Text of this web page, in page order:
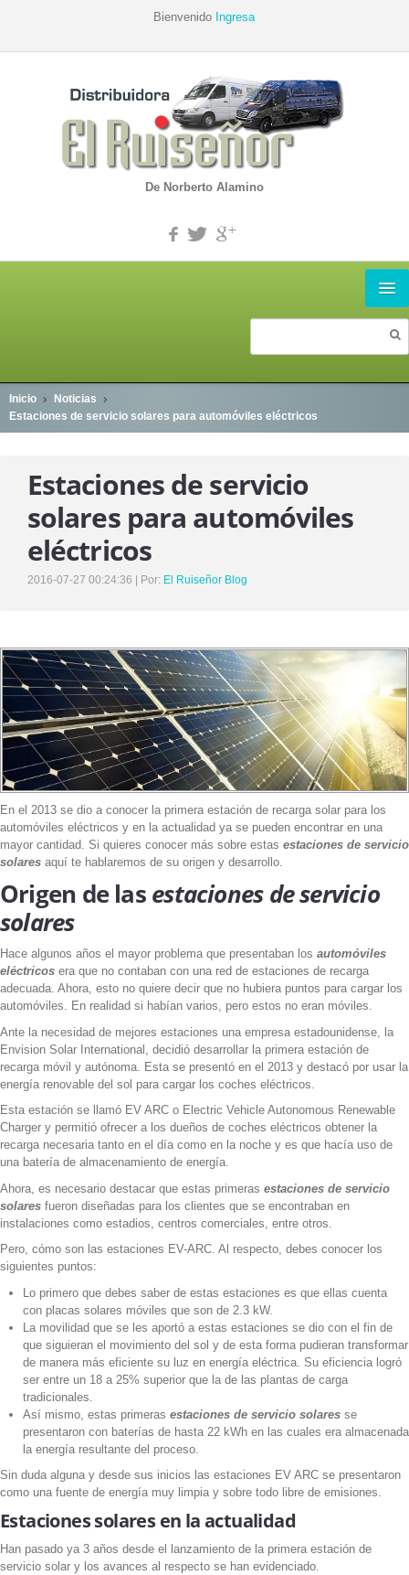
Bienvenido Ingresa
De Norberto Alamino
SERVICIOS
DESTINO ENCOMIENDAS
ASISTENCIA EN RUTA
NUESTROS VIAJES
NOSOTROS
HISTORIA , MISIÓN Y VISIÓN
NUESTRO EQUIPO DE TRABAJO
CONTACTO
Inicio
Noticias
Estaciones de servicio solares para automóviles eléctricos
Estaciones de servicio
solares para automóviles
eléctricos
2016-07-27 00:24:36 | Por: El Ruiseñor Blog
En el 2013 se dio a conocer la primera estación de recarga solar para los
automóviles eléctricos y en la actualidad ya se pueden encontrar en una
mayor cantidad. Si quieres conocer más sobre estas estaciones de servicio
solares aquí te hablaremos de su origen y desarrollo.
Origen de lasestaciones de servicio
solares
Hace algunos años el mayor problema que presentaban los automóviles
eléctricos era que no contaban con una red de estaciones de recarga
adecuada. Ahora, esto no quiere decir que no hubiera puntos para cargar los
automóviles. En realidad si habían varios, pero estos no eran móviles.
Ante la necesidad de mejores estaciones una empresa estadounidense, la
Envision Solar International, decidió desarrollar la primera estación de
recarga móvil y autónoma. Esta se presentó en el 2013 y destacó por usar la
energía renovable del sol para cargar los coches eléctricos.
Esta estación se llamó EV ARC o Electric Vehicle Autonomous Renewable
Charger y permitió ofrecer a los dueños de coches eléctricos obtener la
recarga necesaria tanto en el día como en la noche y es que hacía uso de
una batería de almacenamiento de energía.
Ahora, es necesario destacar que estas primeras estaciones de servicio
solares fueron diseñadas para los clientes que se encontraban en
instalaciones como estadios, centros comerciales, entre otros.
Pero, cómo son las estaciones EV-ARC. Al respecto, debes conocer los
siguientes puntos:
Lo primero que debes saber de estas estaciones es que ellas cuenta
con placas solares móviles que son de 2.3 kW.
La movilidad que se les aportó a estas estaciones se dio con el fin de
que siguieran el movimiento del sol y de esta forma pudieran transformar
de manera más eficiente su luz en energía eléctrica. Su eficiencia logró
ser entre un 18 a 25% superior que la de las plantas de carga
tradicionales.
Así mismo, estas primeras estaciones de servicio solares se
presentaron con baterías de hasta 22 kWh en las cuales era almacenada
la energía resultante del proceso.
Sin duda alguna y desde sus inicios las estaciones EV ARC se presentaron
como una fuente de energía muy limpia y sobre todo libre de emisiones.
Estaciones solares en la actualidad
Han pasado ya 3 años desde el lanzamiento de la primera estación de
servicio solar y los avances al respecto se han evidenciado.